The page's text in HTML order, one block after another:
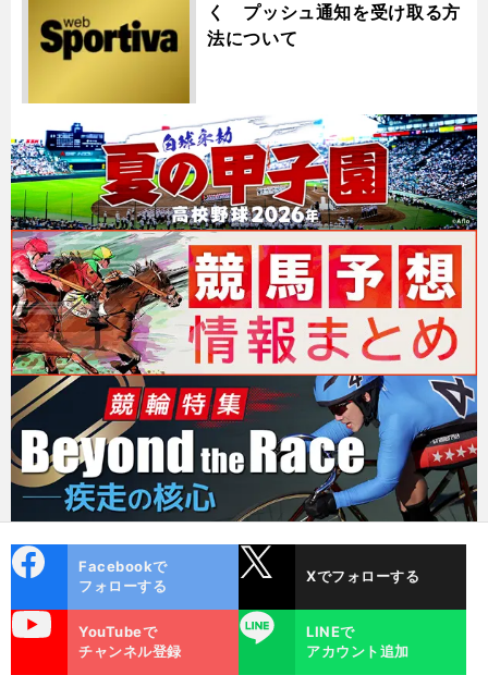
く プッシュ通知を受け取る方
法について
ok
Facebookで
フォローする
Xでフォローする
YouTubeで
チャンネル登録
LINE
LINEで
アカウント追加